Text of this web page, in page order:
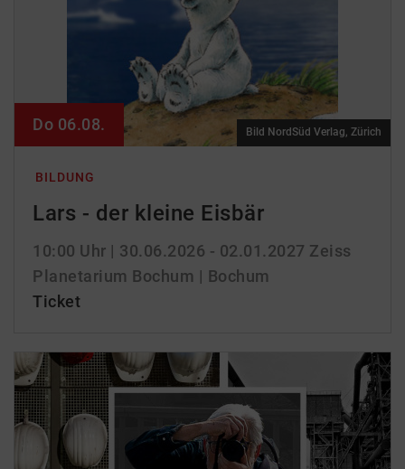
BILDUNG
Lars - der kleine Eisbär
10:00 Uhr | 30.06.2026 - 02.01.2027 Zeiss
Planetarium Bochum | Bochum
Ticket
Do 06.08. Bild NordSüd Verlag, Zürich